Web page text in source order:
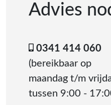
Advies
0341 414 060
(bereikbaar op
maandag t/m
tussen 9:00 -